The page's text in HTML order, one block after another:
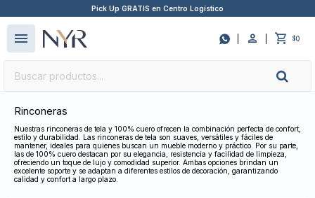
Pick Up GRATIS en Centro Logístico
 $0
menu
Rinconeras
Nuestras rinconeras de tela y 100% cuero ofrecen la combinación perfecta de confort,
estilo y durabilidad. Las rinconeras de tela son suaves, versátiles y fáciles de
mantener, ideales para quienes buscan un mueble moderno y práctico. Por su parte,
las de 100% cuero destacan por su elegancia, resistencia y facilidad de limpieza,
ofreciendo un toque de lujo y comodidad superior. Ambas opciones brindan un
excelente soporte y se adaptan a diferentes estilos de decoración, garantizando
calidad y confort a largo plazo.
close